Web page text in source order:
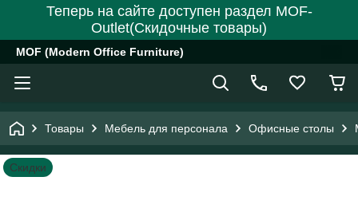
Теперь на сайте доступен раздел MOF-
Outlet(Скидочные товары)
MOF (Modern Office Furniture)
Товары Мебель для персонала Офисные столы
Скидки